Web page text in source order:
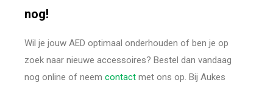
nog!
Wil je jouw AED optimaal onderhouden of ben je op
zoek naar nieuwe accessoires? Bestel dan vandaag
nog online of neem contact met ons op. Bij Aukes